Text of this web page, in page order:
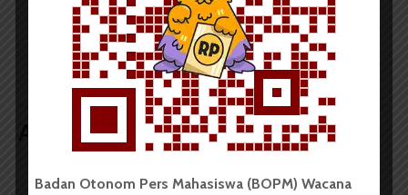
IMPUS USU Gelar Buka
Puasa Bersama dan
Santunan Anak Yatim
Lima Prodi FISIP Raih
Predikat Akreditasi
Internasional oleh
FIBAA
Artikel terkait lain
Badan Otonom Pers Mahasiswa (BOPM) Wacana